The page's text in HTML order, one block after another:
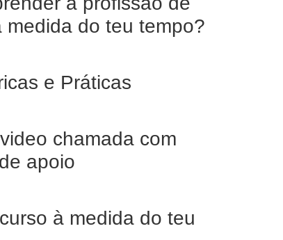
medida do teu tempo?
e Práticas
chamada com
apoio
à medida do teu